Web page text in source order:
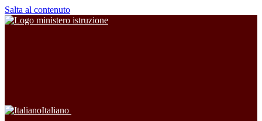
Salta al contenuto
Italiano